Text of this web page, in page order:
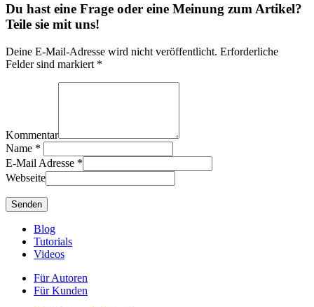
Du hast eine Frage oder eine Meinung zum Artikel?
Teile sie mit uns!
Deine E-Mail-Adresse wird nicht veröffentlicht. Erforderliche
Felder sind markiert *
Kommentar
Name *
E-Mail Adresse *
Webseite
Blog
Tutorials
Videos
Für Autoren
Für Kunden